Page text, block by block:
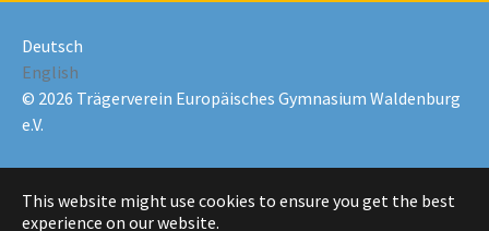
This website might use cookies to ensure you get the best
experience on our website.
Deutsch
English
© 2026 Trägerverein Europäisches Gymnasium Waldenburg
e.V.